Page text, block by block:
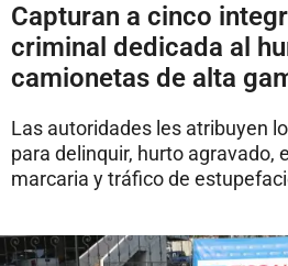
Capturan a cinco
criminal dedicada al
camionetas de alta
Las autoridades les atribuyen
para delinquir, hurto agravado,
marcaria y tráfico de